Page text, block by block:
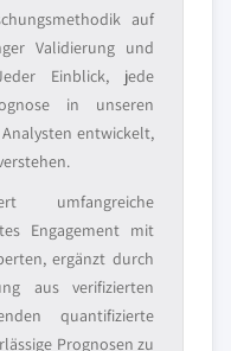
auf
Validierung und
Einblick, jede
in unseren
entwickelt,
umfangreiche
Engagement mit
ergänzt durch
aus verifizierten
quantifizierte
Prognosen zu